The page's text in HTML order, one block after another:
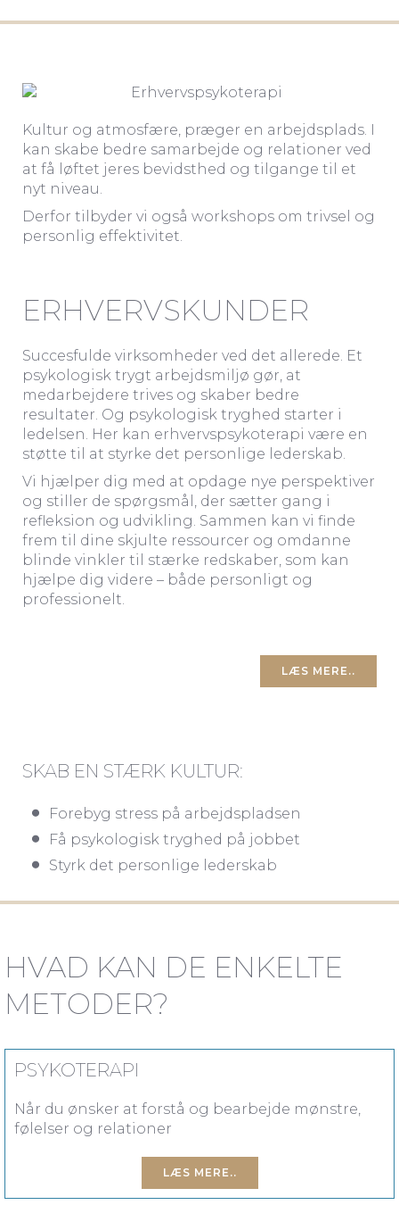
Kultur og atmosfære, præger en arbejdsplads. I
kan skabe bedre samarbejde og relationer ved
at få løftet jeres bevidsthed og tilgange til et
nyt niveau.
Derfor tilbyder vi også workshops om trivsel og
personlig effektivitet.
ERHVERVSKUNDER
Succesfulde virksomheder ved det allerede. Et
psykologisk trygt arbejdsmiljø gør, at
medarbejdere trives og skaber bedre
resultater. Og psykologisk tryghed starter i
ledelsen. Her kan erhvervspsykoterapi være en
støtte til at styrke det personlige lederskab.
Vi hjælper dig med at opdage nye perspektiver
og stiller de spørgsmål, der sætter gang i
refleksion og udvikling. Sammen kan vi finde
frem til dine skjulte ressourcer og omdanne
blinde vinkler til stærke redskaber, som kan
hjælpe dig videre – både personligt og
professionelt.
LÆS MERE..
SKAB EN STÆRK KULTUR:
Forebyg stress på arbejdspladsen
Få psykologisk tryghed på jobbet
Styrk det personlige lederskab
HVAD KAN DE ENKELTE
METODER?
PSYKOTERAPI
Når du ønsker at forstå og bearbejde mønstre,
følelser og relationer
LÆS MERE..